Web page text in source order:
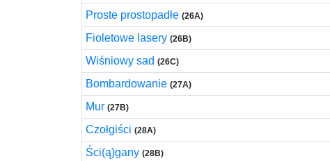
Proste prostopadłe (26A)
Fioletowe lasery (26B)
Wiśniowy sad (26C)
Bombardowanie (27A)
Mur (27B)
Czołgiści (28A)
Ści(ą)gany (28B)